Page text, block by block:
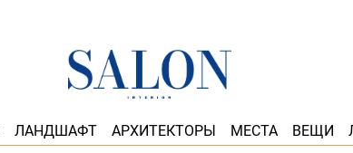
ЛАНДШАФТ АРХИТЕКТОРЫ МЕСТА ВЕЩИ